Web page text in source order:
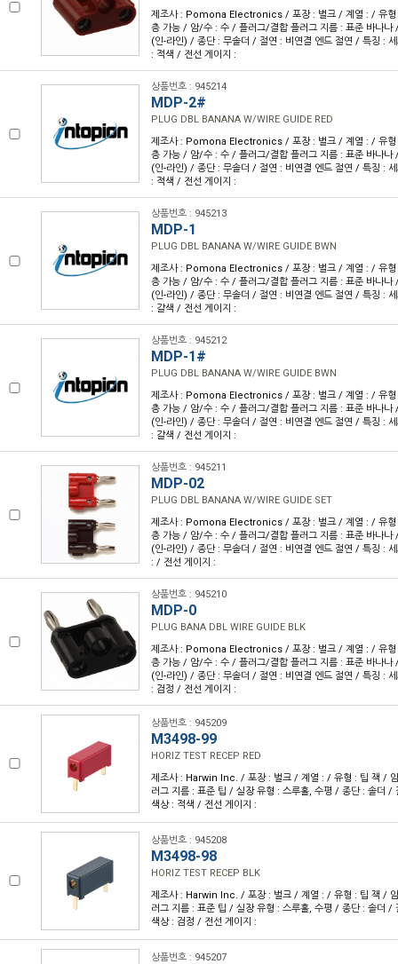
제조사 : Pomona Electronics / 포장 : 벌크 / 계열 : / 유형
층 가능 / 암/수 : 수 / 플러그/결합 플러그 지름 : 표준 바나나
(인-라인) / 종단 : 무솔더 / 절연 : 비연결 엔드 절연 / 특징 :
: 적색 / 전선 게이지 :
상품번호 : 945214
MDP-2#
PLUG DBL BANANA W/WIRE GUIDE RED
제조사 : Pomona Electronics / 포장 : 벌크 / 계열 : / 유형
층 가능 / 암/수 : 수 / 플러그/결합 플러그 지름 : 표준 바나나
(인-라인) / 종단 : 무솔더 / 절연 : 비연결 엔드 절연 / 특징 :
: 적색 / 전선 게이지 :
상품번호 : 945213
MDP-1
PLUG DBL BANANA W/WIRE GUIDE BWN
제조사 : Pomona Electronics / 포장 : 벌크 / 계열 : / 유형
층 가능 / 암/수 : 수 / 플러그/결합 플러그 지름 : 표준 바나나
(인-라인) / 종단 : 무솔더 / 절연 : 비연결 엔드 절연 / 특징 :
: 갈색 / 전선 게이지 :
상품번호 : 945212
MDP-1#
PLUG DBL BANANA W/WIRE GUIDE BWN
제조사 : Pomona Electronics / 포장 : 벌크 / 계열 : / 유형
층 가능 / 암/수 : 수 / 플러그/결합 플러그 지름 : 표준 바나나
(인-라인) / 종단 : 무솔더 / 절연 : 비연결 엔드 절연 / 특징 :
: 갈색 / 전선 게이지 :
상품번호 : 945211
MDP-02
PLUG DBL BANANA W/WIRE GUIDE SET
제조사 : Pomona Electronics / 포장 : 벌크 / 계열 : / 유형
층 가능 / 암/수 : 수 / 플러그/결합 플러그 지름 : 표준 바나나
(인-라인) / 종단 : 무솔더 / 절연 : 비연결 엔드 절연 / 특징 :
: / 전선 게이지 :
상품번호 : 945210
MDP-0
PLUG BANA DBL WIRE GUIDE BLK
제조사 : Pomona Electronics / 포장 : 벌크 / 계열 : / 유형
층 가능 / 암/수 : 수 / 플러그/결합 플러그 지름 : 표준 바나나
(인-라인) / 종단 : 무솔더 / 절연 : 비연결 엔드 절연 / 특징 :
: 검정 / 전선 게이지 :
상품번호 : 945209
M3498-99
HORIZ TEST RECEP RED
제조사 : Harwin Inc. / 포장 : 벌크 / 계열 : / 유형 : 팁 잭 /
러그 지름 : 표준 팁 / 실장 유형 : 스루홀, 수평 / 종단 : 솔더
색상 : 적색 / 전선 게이지 :
상품번호 : 945208
M3498-98
HORIZ TEST RECEP BLK
제조사 : Harwin Inc. / 포장 : 벌크 / 계열 : / 유형 : 팁 잭 /
러그 지름 : 표준 팁 / 실장 유형 : 스루홀, 수평 / 종단 : 솔더
색상 : 검정 / 전선 게이지 :
상품번호 : 945207